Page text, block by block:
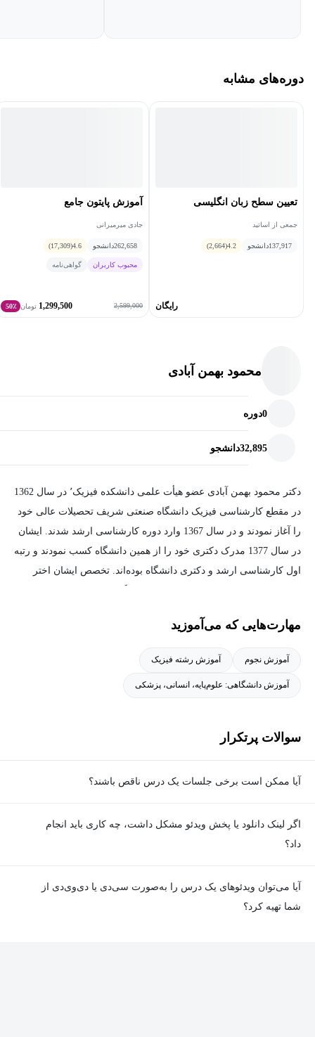
دوره‌های مشابه
تعیین سطح زبان انگلیسی
جمعی از اساتید
137,917دانشجو 4.2
(2,664)
رایگان
آموزش پایتون جامع
جادی میرمیرانی
262,658دانشجو 4.6
(17,309)
محبوب کاربران گواهی‌نامه
2,599,000
1,299,500 تومان 50٪
محمود بهمن آبادی
0دوره
32,895دانشجو
دکتر محمود بهمن آبادی عضو هیأت علمی دانشکده فیزیک٬ در سال 1362
در مقطع کارشناسی فیزیک دانشگاه صنعتی شریف تحصیلات عالی خود
را آغاز نمودند و در سال 1367 وارد دوره کارشناسی ارشد شدند. ایشان
در سال 1377 مدرک دکتری خود را از همین دانشگاه کسب نمودند و رتبه
اول کارشناسی ارشد و دکتری دانشگاه بوده‌اند. تخصص ایشان اختر
مهارت‌هایی که می‌آموزید
آموزش نجوم آموزش رشته فیزیک
آموزش دانشگاهی: علوم‌پایه، انسانی، پزشکی
سوالات پرتکرار
آیا ممکن است برخی جلسات یک درس ناقص باشند؟
اگر لینک دانلود یا پخش ویدئو مشکل داشت، چه کاری باید انجام
داد؟
آیا می‌توان ویدئوهای یک درس را به‌صورت سی‌دی یا دی‌وی‌دی از
شما تهیه کرد؟